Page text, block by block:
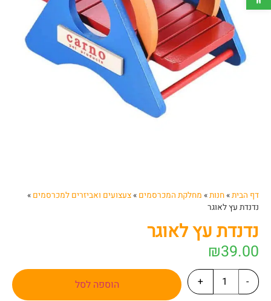
דף הבית»חנות» מחלקת המכרסמים »צעצועים ואביזרים למכרסמים »
נדנדת עץ לאוגר
נדנדת עץ לאוגר
₪39.00
-
+
הוספה לסל